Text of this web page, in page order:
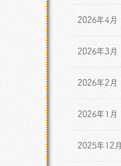
2026年4月
2026年3月
2026年2月
2026年1月
2025年12月